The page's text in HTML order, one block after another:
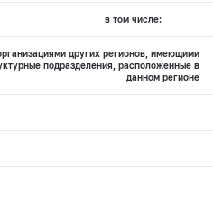
в том числе:
других регионов, имеющими
подразделения, расположенные в
данном регионе